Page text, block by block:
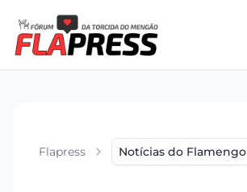
Flapress Notícias do Flamengo